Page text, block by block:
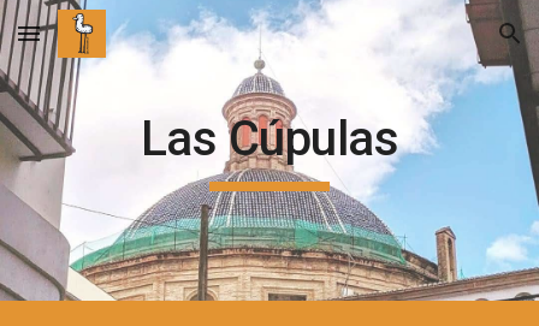
Skip to main content Skip to navigation
Las Cúpulas